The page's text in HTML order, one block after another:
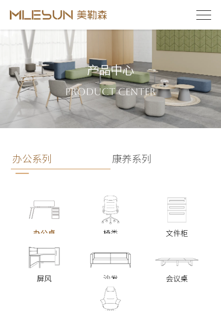
产品中心
Product Center
办公系列 康养系列
办公桌 椅类 文件柜
屏风 沙发 会议桌